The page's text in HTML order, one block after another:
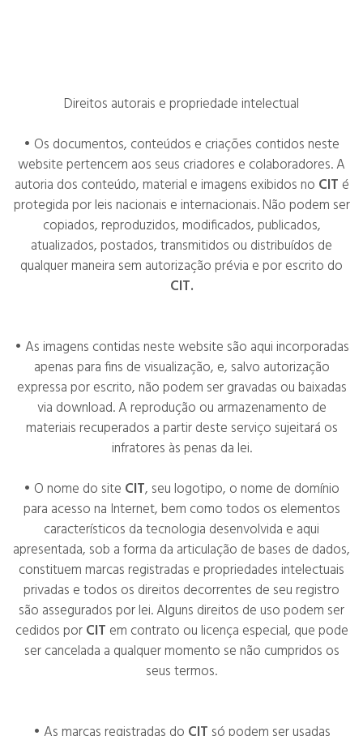
Direitos autorais e propriedade intelectual
• Os documentos, conteúdos e criações contidos neste
website pertencem aos seus criadores e colaboradores. A
autoria dos conteúdo, material e imagens exibidos no CIT é
protegida por leis nacionais e internacionais. Não podem ser
copiados, reproduzidos, modificados, publicados,
atualizados, postados, transmitidos ou distribuídos de
qualquer maneira sem autorização prévia e por escrito do
CIT.
• As imagens contidas neste website são aqui incorporadas
apenas para fins de visualização, e, salvo autorização
expressa por escrito, não podem ser gravadas ou baixadas
via download. A reprodução ou armazenamento de
materiais recuperados a partir deste serviço sujeitará os
infratores às penas da lei.
• O nome do site CIT, seu logotipo, o nome de domínio
para acesso na Internet, bem como todos os elementos
característicos da tecnologia desenvolvida e aqui
apresentada, sob a forma da articulação de bases de dados,
constituem marcas registradas e propriedades intelectuais
privadas e todos os direitos decorrentes de seu registro
são assegurados por lei. Alguns direitos de uso podem ser
cedidos porCIT em contrato ou licença especial, que pode
ser cancelada a qualquer momento se não cumpridos os
seus termos.